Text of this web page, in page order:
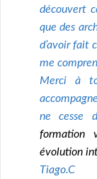
découvert
que des
d’avoir fait
me
Merci à
ne cesse
formation
évolution
Tiago.C